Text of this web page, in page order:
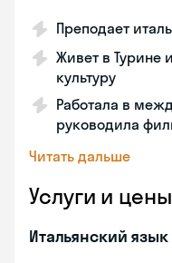
Преподает
Живет в Турине
культуру
Работала в
руководила
Читать дальше
Услуги и цены
Итальянский язык